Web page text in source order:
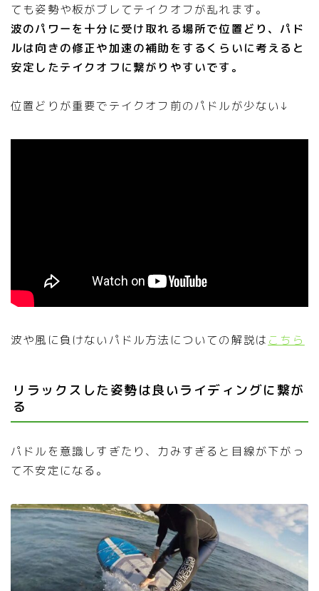
ても姿勢や板がブレてテイクオフが乱れます。
波のパワーを十分に受け取れる場所で位置どり、パド
ルは向きの修正や加速の補助をするくらいに考えると
安定したテイクオフに繋がりやすいです。
位置どりが重要でテイクオフ前のパドルが少ない↓
波や風に負けないパドル方法についての解説は こちら
リラックスした姿勢は良いライディングに繋が
る
パドルを意識しすぎたり、力みすぎると目線が下がっ
て不安定になる。